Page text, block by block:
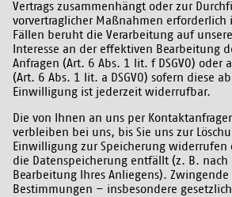
Vertrags zusammenhängt oder zur
vorvertraglicher Maßnahmen
Fällen beruht die Verarbeitung auf
Interesse an der effektiven Bearbeitung
Anfragen (Art. 6 Abs. 1 lit. f DSGVO)
(Art. 6 Abs. 1 lit. a DSGVO) sofern diese
Einwilligung ist jederzeit widerrufbar.
Die von Ihnen an uns per
verbleiben bei uns, bis Sie uns zur
Einwilligung zur Speicherung widerrufen
die Datenspeicherung entfällt (z. B. nach
Bearbeitung Ihres Anliegens). Zwingende
Bestimmungen – insbesondere